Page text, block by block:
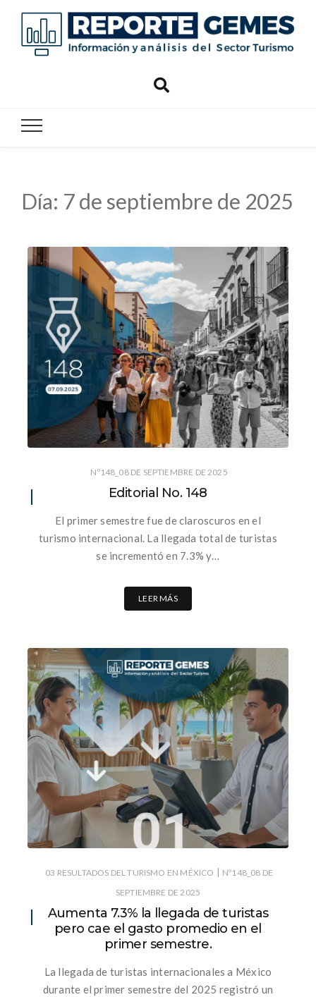
Día: 7 de septiembre de 2025
Nº148_08 DE SEPTIEMBRE DE 2025
Editorial No. 148
El primer semestre fue de claroscuros en el
turismo internacional. La llegada total de turistas
se incrementó en 7.3% y…
LEER MÁS
03 RESULTADOS DEL TURISMO EN MÉXICO | Nº148_08 DE
SEPTIEMBRE DE 2025
Aumenta 7.3% la llegada de turistas
pero cae el gasto promedio en el
primer semestre.
La llegada de turistas internacionales a México
durante el primer semestre del 2025 registró un